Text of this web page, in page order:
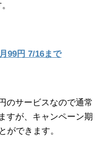
99円 7/16まで
のサービスなので通常
すが、キャンペーン期
ができます。